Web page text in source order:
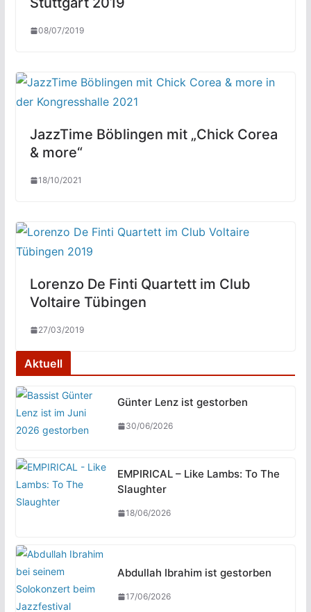
08/07/2019
JazzTime Böblingen mit „Chick Corea
& more“
18/10/2021
Lorenzo De Finti Quartett im Club
Voltaire Tübingen
27/03/2019
Aktuell
Günter Lenz ist gestorben
30/06/2026
EMPIRICAL – Like Lambs: To The
Slaughter
18/06/2026
Abdullah Ibrahim ist gestorben
17/06/2026